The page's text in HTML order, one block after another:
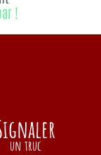
!
un truc